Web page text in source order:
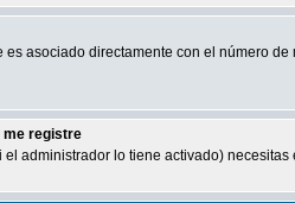
asociado directamente con el número
me registre
administrador lo tiene activado)